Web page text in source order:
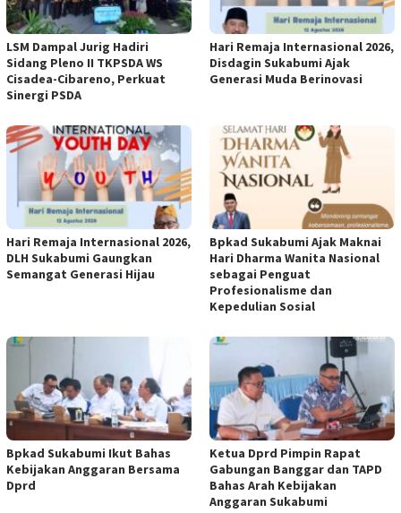
LSM Dampal Jurig Hadiri
Sidang Pleno II TKPSDA WS
Cisadea-Cibareno, Perkuat
Sinergi PSDA
Hari Remaja Internasional 2026,
Disdagin Sukabumi Ajak
Generasi Muda Berinovasi
Hari Remaja Internasional 2026,
DLH Sukabumi Gaungkan
Semangat Generasi Hijau
Bpkad Sukabumi Ajak Maknai
Hari Dharma Wanita Nasional
sebagai Penguat
Profesionalisme dan
Kepedulian Sosial
Bpkad Sukabumi Ikut Bahas
Kebijakan Anggaran Bersama
Dprd
Ketua Dprd Pimpin Rapat
Gabungan Banggar dan TAPD
Bahas Arah Kebijakan
Anggaran Sukabumi